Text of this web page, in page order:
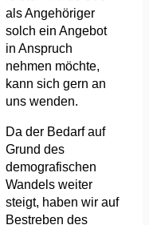
als Angehöriger
solch ein Angebot
in Anspruch
nehmen möchte,
kann sich gern an
uns wenden.
Da der Bedarf auf
Grund des
demografischen
Wandels weiter
steigt, haben wir auf
Bestreben des